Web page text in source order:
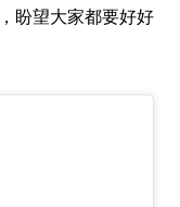
盼望大家都要好好